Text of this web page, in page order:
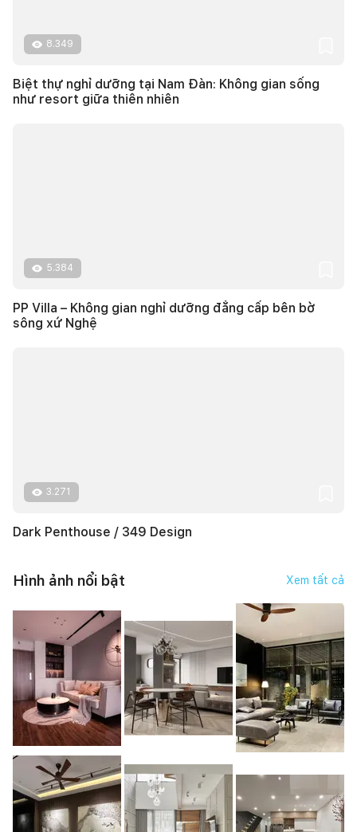
8.349
Biệt thự nghỉ dưỡng tại Nam Đàn: Không gian sống
như resort giữa thiên nhiên
5.384
PP Villa – Không gian nghỉ dưỡng đẳng cấp bên bờ
sông xứ Nghệ
3.271
Dark Penthouse / 349 Design
Hình ảnh nổi bật Xem tất cả